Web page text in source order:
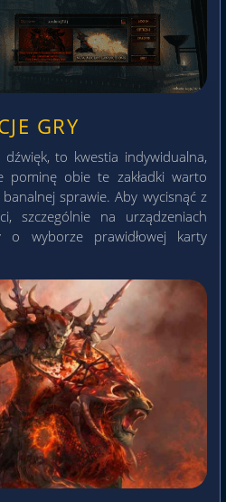
GRY
to kwestia indywidualna,
pominę obie te zakładki warto
sprawie. Aby wycisnąć z
szczególnie na urządzeniach
o wyborze prawidłowej karty